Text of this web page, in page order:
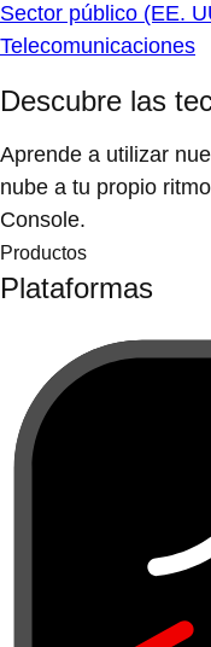
Sector público (EE.
Telecomunicaciones
Descubre las
Aprende a utilizar
nube a tu propio
Console.
Productos
Plataformas